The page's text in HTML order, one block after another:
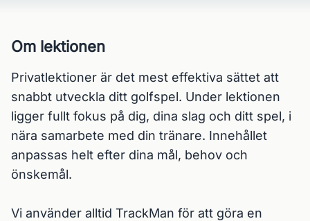
Om lektionen
Privatlektioner är det mest effektiva sättet att
snabbt utveckla ditt golfspel. Under lektionen
ligger fullt fokus på dig, dina slag och ditt spel, i
nära samarbete med din tränare. Innehållet
anpassas helt efter dina mål, behov och
önskemål.
Vi använder alltid TrackMan för att göra en